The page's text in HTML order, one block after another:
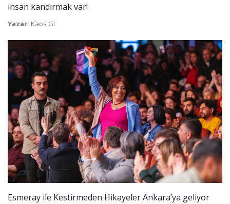
insan kandırmak var!
Yazar: Kaos GL
Esmeray ile Kestirmeden Hikayeler Ankara’ya geliyor